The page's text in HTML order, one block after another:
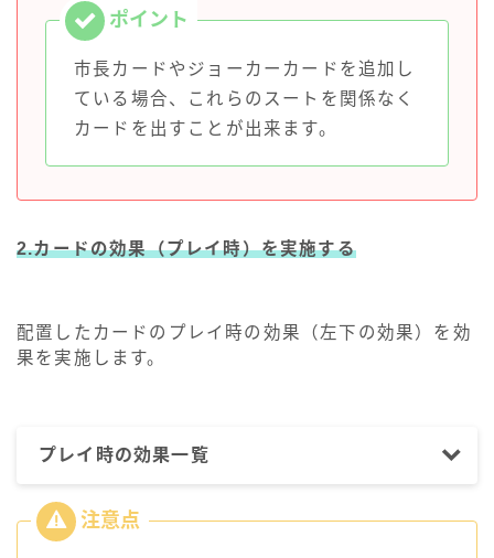
市長カードやジョーカーカードを追加し
ている場合、これらのスートを関係なく
カードを出すことが出来ます。
2.カードの効果（プレイ時）を実施する
配置したカードのプレイ時の効果（左下の効果）を効
果を実施します。
プレイ時の効果一覧